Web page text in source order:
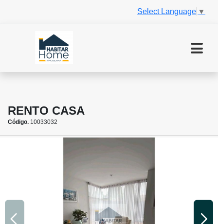
Select Language ▼
RENTO CASA
Código. 10033032